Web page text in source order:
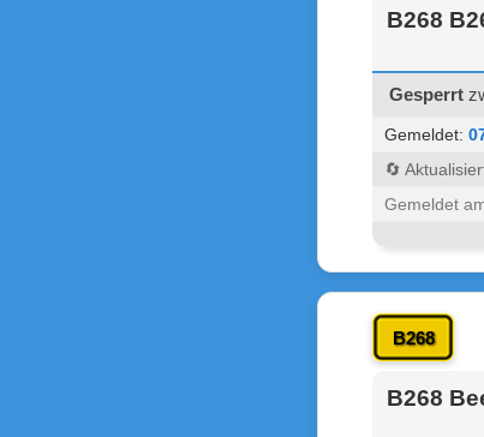
B268
Gesperrt
Gemeldet:
🔄
Gemeldet
B268
B268